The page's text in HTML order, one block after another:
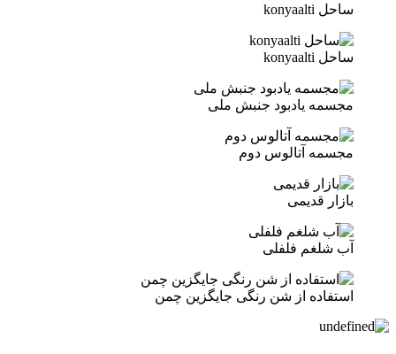
ساحل konyaalti
ساحل konyaalti
مجسمه یادبود جنبش ملی
مجسمه آتالوس دوم
بازار قدیمی
آب شلغم فلفلی
استفاده از شن رنگی جایگزین چمن